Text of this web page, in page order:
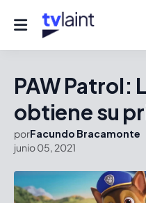
PAW Patrol:
obtiene su
porFacundo Bracamonte
junio 05, 2021